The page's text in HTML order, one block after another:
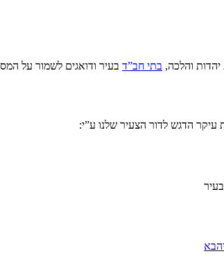
והלכה, בתי חב”ד בעיר ודואגים לשמור על
עיקר הדגש לדור הצעיר שלנו ע”י:
הבא